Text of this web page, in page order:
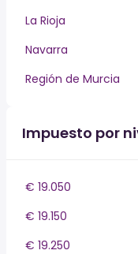
La Rioja
Navarra
Región de Murcia
Impuesto por
€ 19.050
€ 19.150
€ 19.250